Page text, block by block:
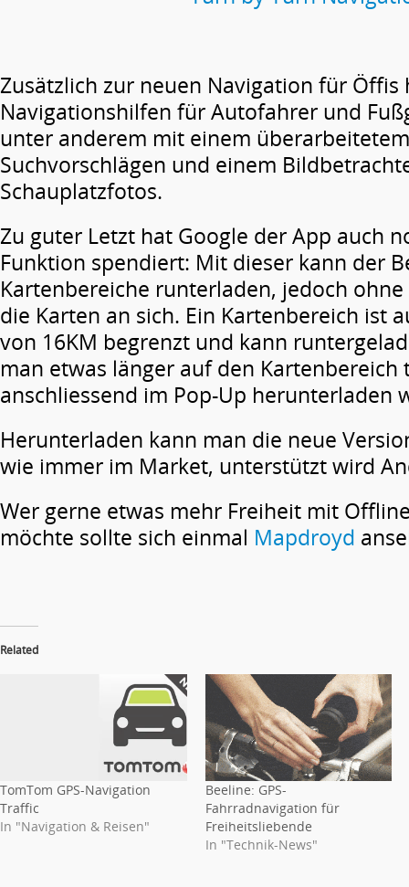
Zusätzlich zur neuen Navigation für Öffis
Navigationshilfen für Autofahrer und
unter anderem mit einem
Suchvorschlägen und einem
Schauplatzfotos.
Zu guter Letzt hat Google der App auch
Funktion spendiert: Mit dieser kann der
Kartenbereiche runterladen, jedoch
die Karten an sich. Ein Kartenbereich ist
von 16KM begrenzt und kann
man etwas länger auf den Kartenbereich
anschliessend im Pop-Up herunterladen
Herunterladen kann man die neue
wie immer im Market, unterstützt wird
Wer gerne etwas mehr Freiheit mit
möchte sollte sich einmal Mapdroyd
Related
TomTom GPS-Navigation
Traffic
In "Navigation & Reisen"
Beeline: GPS-
Fahrradnavigation für
Freiheitsliebende
In "Technik-News"